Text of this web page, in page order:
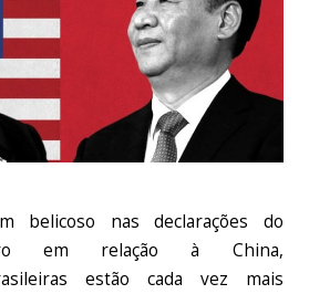
belicoso nas declarações do
em relação à China,
estão cada vez mais